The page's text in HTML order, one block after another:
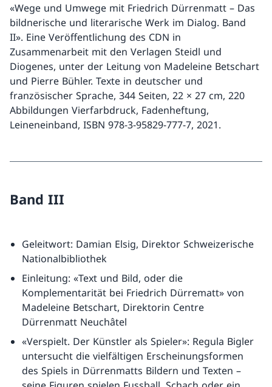
«Wege und Umwege mit Friedrich Dürrenmatt – Das
bildnerische und literarische Werk im Dialog. Band
II». Eine Veröffentlichung des CDN in
Zusammenarbeit mit den Verlagen Steidl und
Diogenes, unter der Leitung von Madeleine Betschart
und Pierre Bühler. Texte in deutscher und
französischer Sprache, 344 Seiten, 22 × 27 cm, 220
Abbildungen Vierfarbdruck, Fadenheftung,
Leineneinband, ISBN 978-3-95829-777-7, 2021.
Band III
Geleitwort: Damian Elsig, Direktor Schweizerische
Nationalbibliothek
Einleitung: «Text und Bild, oder die
Komplementarität bei Friedrich Dürrematt» von
Madeleine Betschart, Direktorin Centre
Dürrenmatt Neuchâtel
«Verspielt. Der Künstler als Spieler»: Regula Bigler
untersucht die vielfältigen Erscheinungsformen
des Spiels in Dürrenmatts Bildern und Texten –